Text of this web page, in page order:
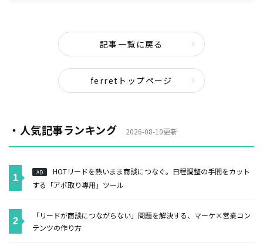
記事一覧に戻る
ferretトップページ
・人気記事ランキング 2026-08-10更新
AD
HOTリードを熱いまま商談につなぐ。日程調整の手間をカット
する「アポ取り専用」ツール
「リードが商談につながらない」問題を解決する、マーケ×営業コン
テンツの作り方